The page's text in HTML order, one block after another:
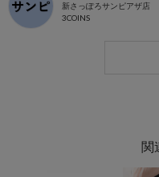
新さっぽろサンピアザ店
3COINS